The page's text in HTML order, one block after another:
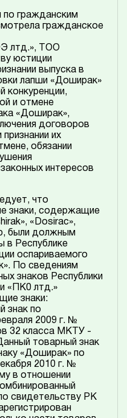
гражданским
гражданское
лтд.», ТОО
юстиции
выпуска в
лапши «Доширак»
конкуренции,
и отмене
«Доширак»,
договоров
их
обязании
интересов
что
знаки, содержащие
«Dosirac»,
были должным
в Республике
оспариваемого
По сведениям
знаков Республики
«ПК0 лтд.»
знаки:
знак по
2009 г. №
32 класса МКТУ -
товарный знак
«Доширак» по
2010 г. №
в отношении
свидетельству РК